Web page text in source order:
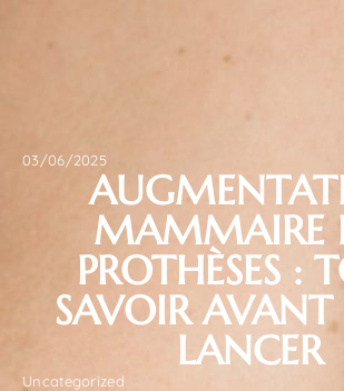
03/06/2025
MAMMAIRE
PROTHÈSES :
SAVOIR AVANT
LANCER
Uncategorized